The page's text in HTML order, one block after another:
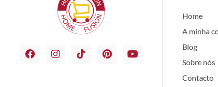
Home
A minha
Blog
Sobre nós
Contacto